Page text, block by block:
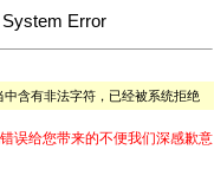
Error
含有非法字符，已经被系统拒绝
误给您带来的不便我们深感歉意